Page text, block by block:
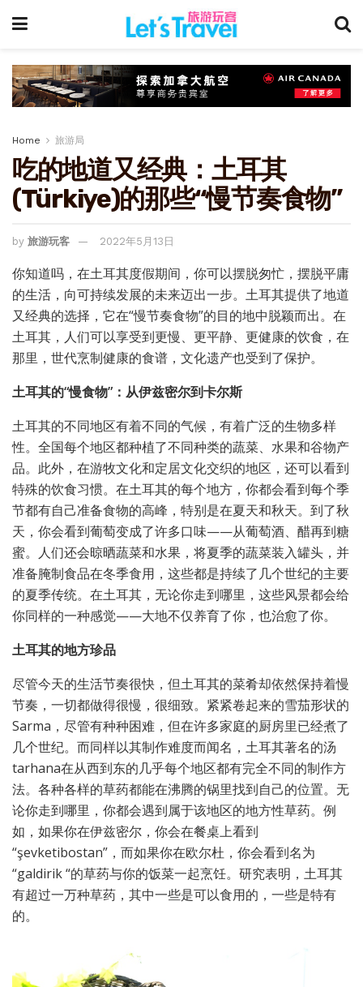
Home 旅游局
吃的地道又经典：土耳其
(Türkiye)的那些“慢节奏食物”
by 旅游玩客 2022年5月13日
你知道吗，在土耳其度假期间，你可以摆脱匆忙，摆脱平庸
的生活，向可持续发展的未来迈出一步。土耳其提供了地道
又经典的选择，它在“慢节奏食物”的目的地中脱颖而出。在
土耳其，人们可以享受到更慢、更平静、更健康的饮食，在
那里，世代烹制健康的食谱，文化遗产也受到了保护。
土耳其的“慢食物”：从伊兹密尔到卡尔斯
土耳其的不同地区有着不同的气候，有着广泛的生物多样
性。全国每个地区都种植了不同种类的蔬菜、水果和谷物产
品。此外，在游牧文化和定居文化交织的地区，还可以看到
特殊的饮食习惯。在土耳其的每个地方，你都会看到每个季
节都有自己准备食物的高峰，特别是在夏天和秋天。到了秋
天，你会看到葡萄变成了许多口味——从葡萄酒、醋再到糖
蜜。人们还会晾晒蔬菜和水果，将夏季的蔬菜装入罐头，并
准备腌制食品在冬季食用，这些都是持续了几个世纪的主要
的夏季传统。在土耳其，无论你走到哪里，这些风景都会给
你同样的一种感觉——大地不仅养育了你，也治愈了你。
土耳其的地方珍品
尽管今天的生活节奏很快，但土耳其的菜肴却依然保持着慢
节奏，一切都做得很慢，很细致。紧紧卷起来的雪茄形状的
Sarma，尽管有种种困难，但在许多家庭的厨房里已经煮了
几个世纪。而同样以其制作难度而闻名，土耳其著名的汤
tarhana在从西到东的几乎每个地区都有完全不同的制作方
法。各种各样的草药都能在沸腾的锅里找到自己的位置。无
论你走到哪里，你都会遇到属于该地区的地方性草药。例
如，如果你在伊兹密尔，你会在餐桌上看到
“şevketibostan”，而如果你在欧尔杜，你会看到名为
“galdirik “的草药与你的饭菜一起烹饪。研究表明，土耳其
有超过一万种草药，其中一些是可以食用的，一些是特有
的。